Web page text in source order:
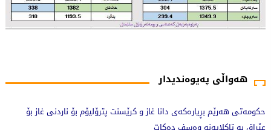
هەواڵی پەیوەندیدار
حکومەتی هەرێم بڕیارەکەی دانا غاز و کرێسنت پترۆلیۆم بۆ ناردنی غاز بۆ